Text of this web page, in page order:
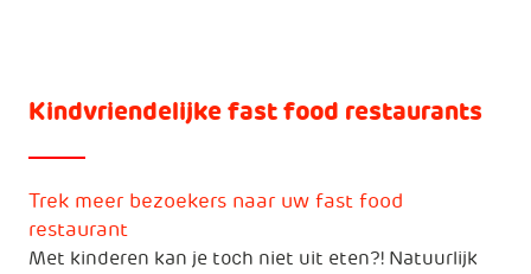
Kindvriendelijke fast food restaurants
Trek meer bezoekers naar uw fast food
restaurant
Met kinderen kan je toch niet uit eten?! Natuurlijk